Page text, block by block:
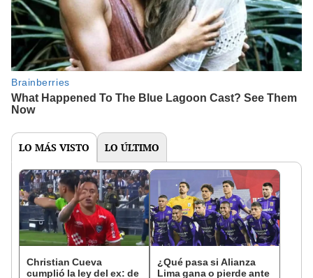
LO MÁS VISTO LO ÚLTIMO
Christian Cueva
cumplió la ley del ex: de
¿Qué pasa si Alianza
Lima gana o pierde ante